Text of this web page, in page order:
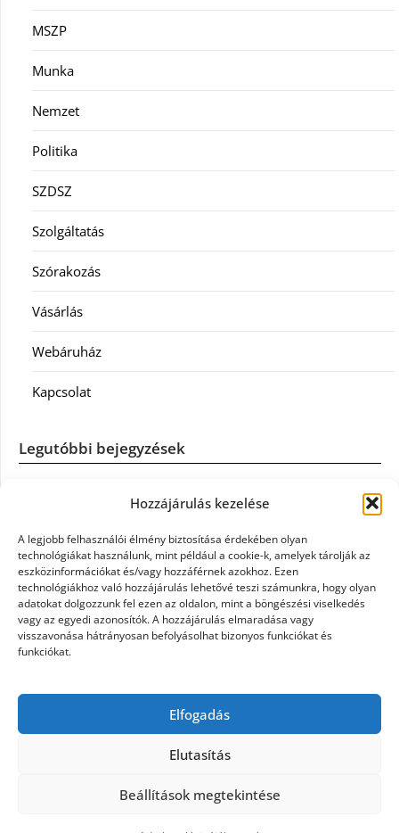
Hozzájárulás kezelése
A legjobb felhasználói élmény biztosítása érdekében olyan
technológiákat használunk, mint például a cookie-k, amelyek tárolják az
eszközinformációkat és/vagy hozzáférnek azokhoz. Ezen
technológiákhoz való hozzájárulás lehetővé teszi számunkra, hogy olyan
adatokat dolgozzunk fel ezen az oldalon, mint a böngészési viselkedés
vagy az egyedi azonosítók. A hozzájárulás elmaradása vagy
visszavonása hátrányosan befolyásolhat bizonyos funkciókat és
funkciókat.
Elfogadás
Elutasítás
Beállítások megtekintése
MSZP
Munka
Nemzet
Politika
SZDSZ
Szolgáltatás
Szórakozás
Vásárlás
Webáruház
Kapcsolat
Legutóbbi bejegyzések
Casco szélvédőcsere: mikor éri meg a biztosítást igénybe
Könyvelés: mikor érdemes könyvelőt váltani?
Szövetkezeti jog: miért elengedhetetlen a szakszerű jogi
háttér a biztonságos működéshez
Munkajogi ügyvéd: miért nem érdemes várni a jogi
Tüll anyag: elegancia és sokoldalúság a Szakatex
kínálatában